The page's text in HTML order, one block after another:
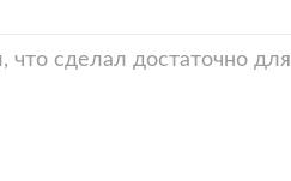
что сделал достаточно для